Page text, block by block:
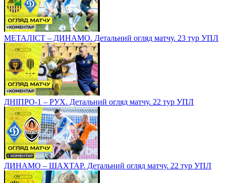
МЕТАЛІСТ – ДИНАМО. Детальний огляд матчу. 23 тур УПЛ
ДНІПРО-1 – РУХ. Детальний огляд матчу. 22 тур УПЛ
ДИНАМО – ШАХТАР. Детальний огляд матчу. 22 тур УПЛ